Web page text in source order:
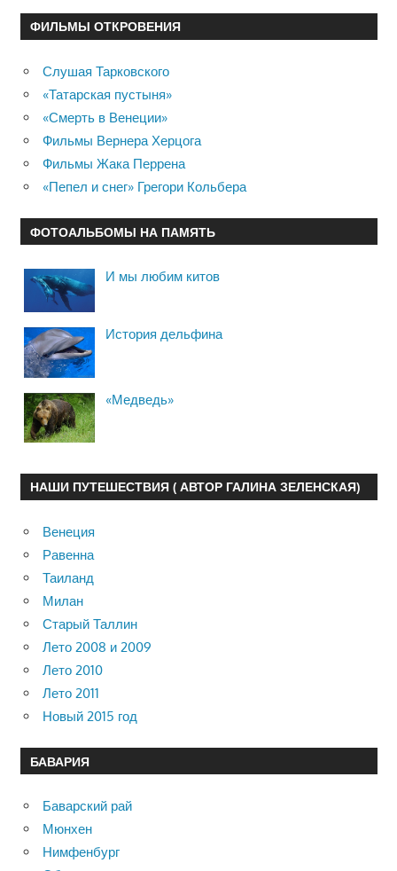
ФИЛЬМЫ ОТКРОВЕНИЯ
Слушая Тарковского
«Татарская пустыня»
«Смерть в Венеции»
Фильмы Вернера Херцога
Фильмы Жака Перрена
«Пепел и снег» Грегори Кольбера
ФОТОАЛЬБОМЫ НА ПАМЯТЬ
И мы любим китов
История дельфина
«Медведь»
НАШИ ПУТЕШЕСТВИЯ ( АВТОР ГАЛИНА ЗЕЛЕНСКАЯ)
Венеция
Равенна
Таиланд
Милан
Старый Таллин
Лето 2008 и 2009
Лето 2010
Лето 2011
Новый 2015 год
БАВАРИЯ
Баварский рай
Мюнхен
Нимфенбург